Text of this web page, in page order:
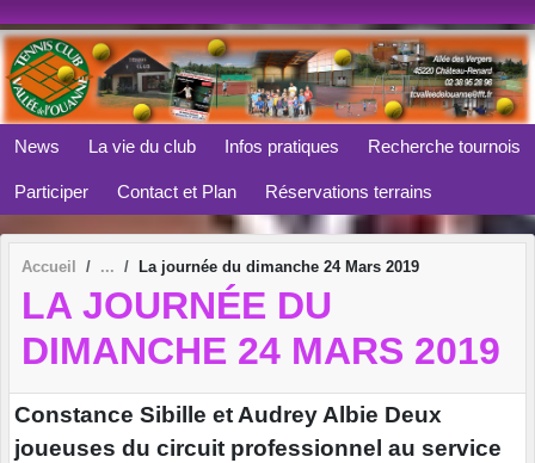
News La vie du club Infos pratiques Recherche tournois
Participer Contact et Plan Réservations terrains
Accueil La journée du dimanche 24 Mars 2019
LA JOURNÉE DU
DIMANCHE 24 MARS 2019
Constance Sibille et Audrey Albie Deux
joueuses du circuit professionnel au service